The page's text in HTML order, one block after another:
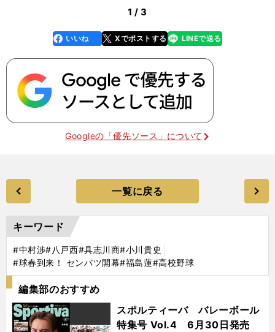
1 / 3
faceboo
k
いいね Xでポストする
line LINEで送る
Googleの「優先ソース」について
一覧に戻る
キーワード
#中村渉#八戸西#具志川商#小川貴史
#球春到来！ センバツ開幕#福島蓮#高校野球
編集部のおすすめ
スポルティーバ バレーボール
特集号 Vol.4 6月30日発売